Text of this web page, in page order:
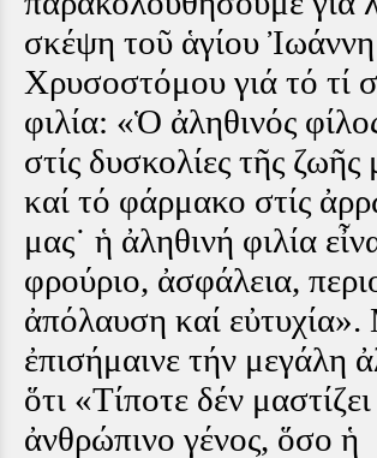
σκέψη τοῦ ἁγίου Ἰωάννη
Χρυσοστόμου γιά τό τί
φιλία: «Ὁ ἀληθινός
στίς δυσκολίες τῆς ζωῆς
καί τό φάρμακο στίς
μας˙ ἡ ἀληθινή φιλία
φρούριο, ἀσφάλεια,
ἀπόλαυση καί
ἐπισήμαινε τήν μεγάλη
ὅτι «Τίποτε δέν
ἀνθρώπινο γένος, ὅσο ἡ